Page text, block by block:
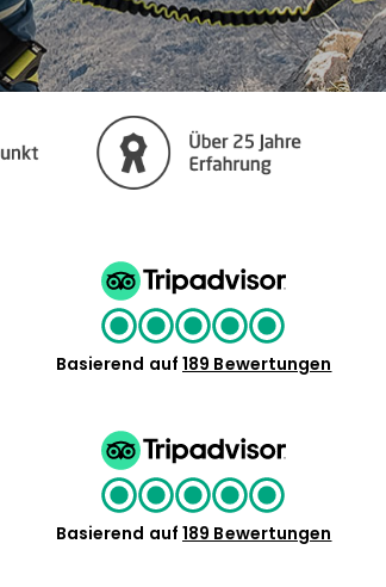
Basierend auf 189 Bewertungen
Basierend auf 189 Bewertungen